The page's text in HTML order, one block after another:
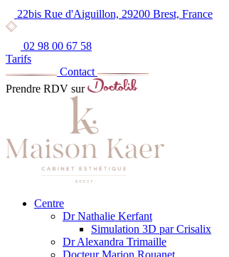
22bis Rue d'Aiguillon, 29200 Brest, France
02 98 00 67 58
Tarifs
Contact
Prendre RDV sur
Centre
Dr Nathalie Kerfant
Simulation 3D par Crisalix
Dr Alexandra Trimaille
Docteur Marion Rouanet